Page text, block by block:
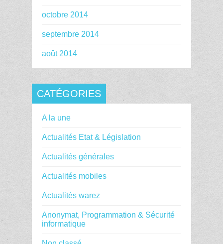
octobre 2014
septembre 2014
août 2014
CATÉGORIES
A la une
Actualités Etat & Législation
Actualités générales
Actualités mobiles
Actualités warez
Anonymat, Programmation & Sécurité
informatique